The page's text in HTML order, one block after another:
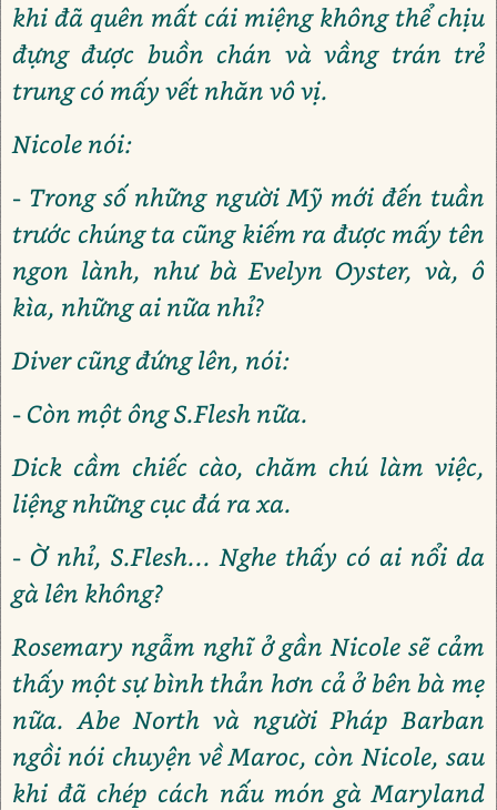
khi đã quên mất cái miệng không thể chịu
đựng được buồn chán và vầng trán trẻ
trung có mấy vết nhăn vô vị.
Nicole nói:
- Trong số những người Mỹ mới đến tuần
trước chúng ta cũng kiếm ra được mấy tên
ngon lành, như bà Evelyn Oyster, và, ô
kìa, những ai nữa nhỉ?
Diver cũng đứng lên, nói:
- Còn một ông S.Flesh nữa.
Dick cầm chiếc cào, chăm chú làm việc,
liệng những cục đá ra xa.
- Ờ nhỉ, S.Flesh... Nghe thấy có ai nổi da
gà lên không?
Rosemary ngẫm nghĩ ở gần Nicole sẽ cảm
thấy một sự bình thản hơn cả ở bên bà mẹ
nữa. Abe North và người Pháp Barban
ngồi nói chuyện về Maroc, còn Nicole, sau
khi đã chép cách nấu món gà Maryland